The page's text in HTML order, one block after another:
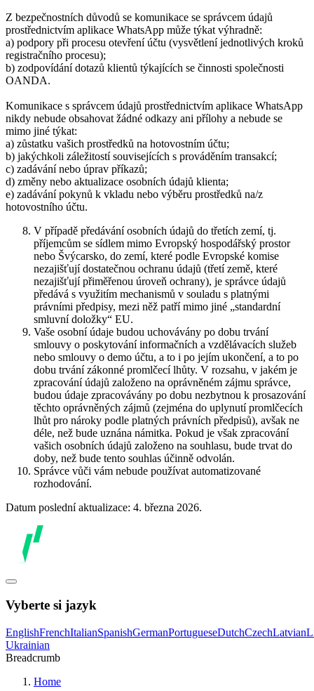
Z bezpečnostních důvodů se komunikace se správcem údajů
prostřednictvím aplikace WhatsApp může týkat výhradně:
a) podpory při procesu otevření účtu (vysvětlení jednotlivých kroků
registračního procesu);
b) zodpovídání dotazů klientů týkajících se činnosti společnosti
OANDA.
Komunikace s správcem údajů prostřednictvím aplikace WhatsApp
nikdy nebude obsahovat žádné odkazy ani přílohy a nebude se
mimo jiné týkat:
a) zůstatku vašich prostředků na hotovostním účtu;
b) jakýchkoli záležitostí souvisejících s prováděním transakcí;
c) zadávání nebo úprav příkazů;
d) změny nebo aktualizace osobních údajů klienta;
e) zadávání pokynů k vkladu nebo výběru prostředků na/z
hotovostního účtu.
V případě předávání osobních údajů do třetích zemí, tj.
příjemcům se sídlem mimo Evropský hospodářský prostor
nebo Švýcarsko, do zemí, které podle Evropské komise
nezajišťují dostatečnou ochranu údajů (třetí země, které
nezajišťují přiměřenou úroveň ochrany), je správce údajů
předává s využitím mechanismů v souladu s platnými
právními předpisy, mezi něž patří mimo jiné „standardní
smluvní doložky“ EU.
Vaše osobní údaje budou uchovávány po dobu trvání
smlouvy o poskytování informačních a vzdělávacích služeb
nebo smlouvy o demo účtu, a to i po jejím ukončení, a to po
dobu trvání zákonné promlčecí lhůty. V rozsahu, v jakém je
zpracování údajů založeno na oprávněném zájmu správce,
budou údaje zpracovávány po dobu nezbytnou k prosazování
těchto oprávněných zájmů (zejména do uplynutí promlčecích
lhůt pro nároky podle platných právních předpisů), avšak ne
déle, než bude uznána námitka. Pokud je však zpracování
vašich osobních údajů založeno na souhlasu, bude trvat do
doby, než bude tento souhlas účinně odvolán.
Správce vůči vám nebude používat automatizované
rozhodování.
Datum poslední aktualizace: 4. března 2026.
Vyberte si jazyk
EnglishFrenchItalianSpanishGermanPortugueseDutchCzechLatvian
Ukrainian
Breadcrumb
Home